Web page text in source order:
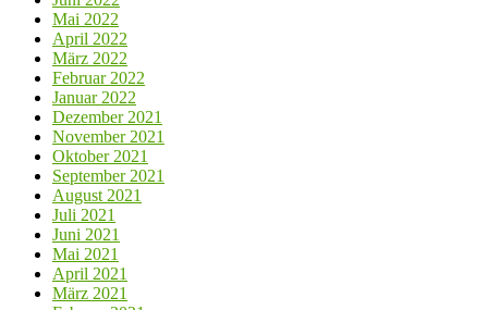
Mai 2022
April 2022
März 2022
Februar 2022
Januar 2022
Dezember 2021
November 2021
Oktober 2021
September 2021
August 2021
Juli 2021
Juni 2021
Mai 2021
April 2021
März 2021